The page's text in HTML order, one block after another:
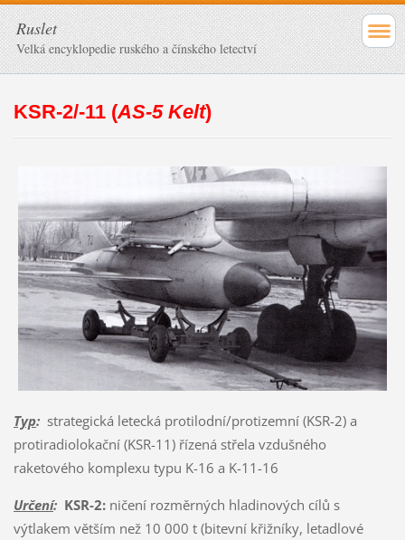
Ruslet
Velká encyklopedie ruského a čínského letectví
KSR-2/-11 (AS-5 Kelt)
Typ:strategická letecká protilodní/protizemní (KSR-2) a
protiradiolokační (KSR-11) řízená střela vzdušného
raketového komplexu typu K-16 a K-11-16
Určení: KSR-2:ničení rozměrných hladinových cílů s
výtlakem větším než 10 000 t (bitevní křižníky, letadlové